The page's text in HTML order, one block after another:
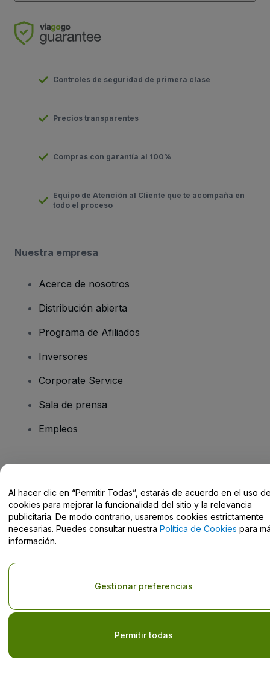
Controles de seguridad de primera clase
Precios transparentes
Compras con garantía al 100%
Equipo de Atención al Cliente que te acompaña en
todo el proceso
Nuestra empresa
Acerca de nosotros
Distribución abierta
Programa de Afiliados
Inversores
Corporate Service
Sala de prensa
Empleos
Centro de Ayuda / Contacto
El uso de este sitio web constituye la aceptación de los
Política de Privacidad, de laPolítica de Cookies
No compartir mi información personal ni tus opciones de
Al hacer clic en “Permitir Todas”, estarás de acuerdo en el uso
cookies para mejorar la funcionalidad del sitio y la relevancia
publicitaria. De modo contrario, usaremos cookies estrictamente
necesarias. Puedes consultar nuestra Política de Cookies para
información.
Permitir todas
Gestionar preferencias